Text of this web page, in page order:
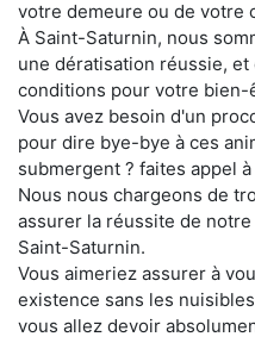
votre demeure ou de votre
À Saint-Saturnin, nous
une dératisation réussie,
conditions pour votre
Vous avez besoin d'un
pour dire bye-bye à ces
submergent ? faites appel
Nous nous chargeons de
assurer la réussite de
Saint-Saturnin.
Vous aimeriez assurer à
existence sans les
vous allez devoir